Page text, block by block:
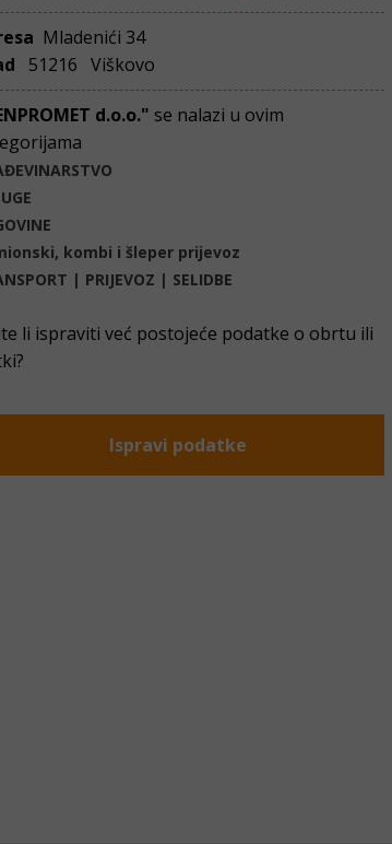
Mladenići 34
51216 Viškovo
d.o.o." se nalazi u ovim
kombi i šleper prijevoz
| PRIJEVOZ | SELIDBE
li ispraviti već postojeće podatke o obrtu ili
Ispravi podatke